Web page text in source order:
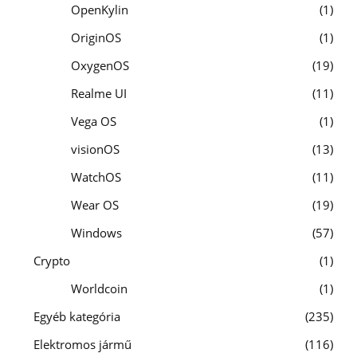
OpenKylin
1
OriginOS
1
OxygenOS
19
Realme UI
11
Vega OS
1
visionOS
13
WatchOS
11
Wear OS
19
Windows
57
Crypto
1
Worldcoin
1
Egyéb kategória
235
Elektromos jármű
116